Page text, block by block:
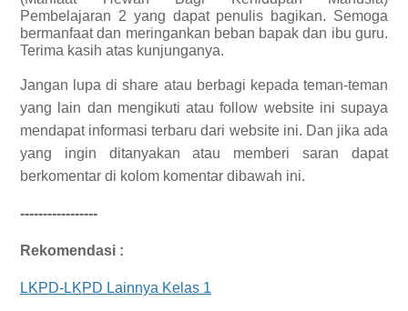
Pembelajaran 2 yang dapat penulis bagikan. Semoga
bermanfaat dan meringankan beban bapak dan ibu guru.
Terima kasih atas kunjunganya.
Jangan lupa di share atau berbagi kepada teman-teman
yang lain dan mengikuti atau follow website ini supaya
mendapat informasi terbaru dari website ini. Dan jika ada
yang ingin ditanyakan atau memberi saran dapat
berkomentar di kolom komentar dibawah ini.
-----------------
Rekomendasi :
LKPD-LKPD Lainnya Kelas 1